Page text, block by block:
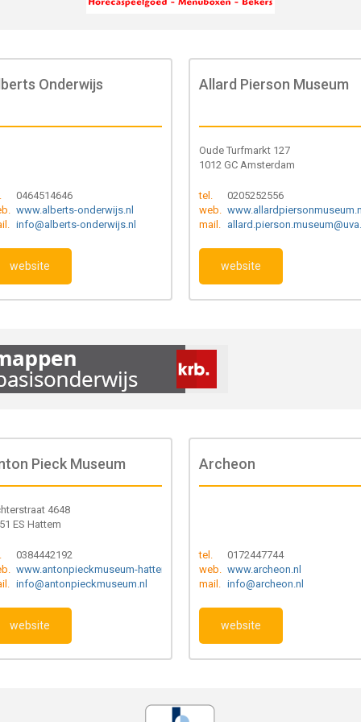
Onderwijs
0464514646
www.alberts-onderwijs.nl
info@alberts-onderwijs.nl
website
Allard Pierson Museum
Oude Turfmarkt 127
1012 GC Amsterdam
tel.
0205252556
web.
mail.
website
Pieck Museum
4648
ES Hattem
0384442192
www.antonpieckmuseum-hattem.nl
info@antonpieckmuseum.nl
website
Archeon
tel.
0172447744
web. www.archeon.nl
mail. info@archeon.nl
website